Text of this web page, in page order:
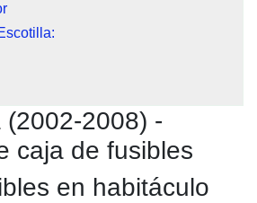
(2002-2008) -
caja de fusibles
en habitáculo